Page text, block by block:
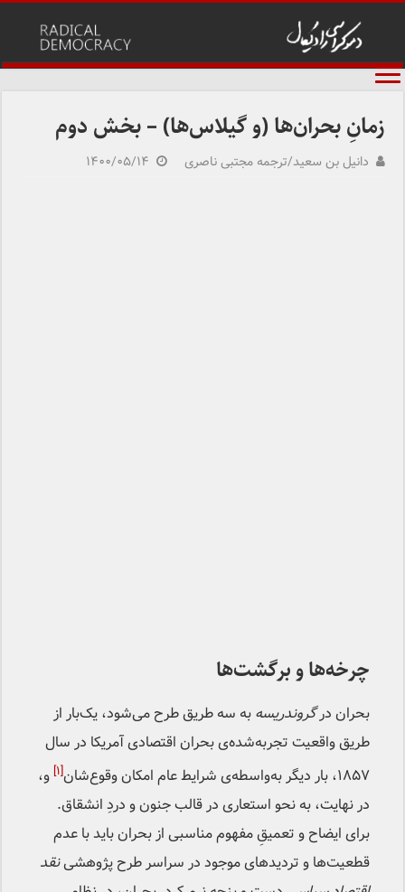
زمانِ بحران‌ها (و گیلاس‌ها) – بخش دوم
دانیل بن سعید/ترجمه مجتبی ناصری ۱۴۰۰/۰۵/۱۴
چرخه‌ها و برگشت‌ها
بحران‌ درگروندریسه به سه طریق طرح می‌شود، یک‌بار از
طریق واقعیت تجربه‌شده‌ی بحران اقتصادی آمریکا در سال
۱۸۵۷، بار دیگر به‌واسطه‌ی شرایط عام امکان‌ وقوع‌شان
[۱] و،
در نهایت، به نحو استعاری در قالب جنون و دردِ انشقاق.
برای ایضاح و تعمیقِ مفهوم مناسبی از بحران باید با عدم
قطعیت‌ها و تردیدهای موجود در سراسر طرح پژوهشینقد